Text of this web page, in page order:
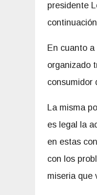
presidente
En cuanto
organizado
consumidor
La misma
es legal la
en estas
con los
miseria que